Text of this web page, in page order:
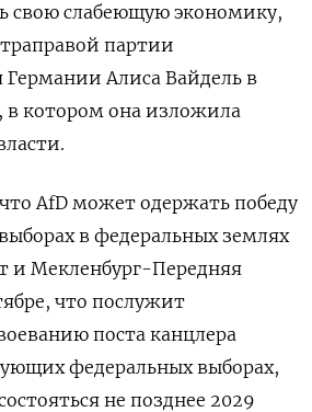
свою слабеющую экономику,
партии
Германии Алиса Вайдель в
в котором она изложила
AfD может одержать победу
в федеральных землях
и Мекленбург-Передняя
что послужит
поста канцлера
федеральных выборах,
не позднее 2029